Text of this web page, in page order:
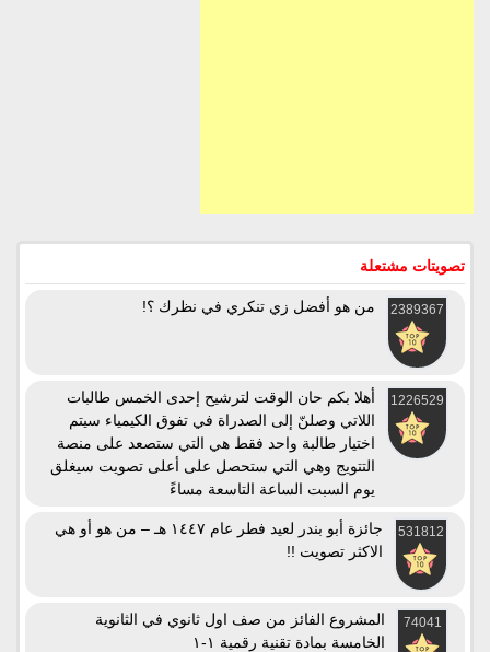
تصويتات مشتعلة
2389367 من هو أفضل زي تنكري في نظرك ؟!
1226529
أهلا بكم حان الوقت لترشيح إحدى الخمس طالبات
اللاتي وصلنّ إلى الصدراة في تفوق الكيمياء سيتم
اختيار طالبة واحد فقط هي التي ستصعد على منصة
التتويج وهي التي ستحصل على أعلى تصويت سيغلق
يوم السبت الساعة التاسعة مساءً
531812
جائزة أبو بندر لعيد فطر عام ١٤٤٧ هـ – من هو أو هي
الاكثر تصويت !!
74041
المشروع الفائز من صف اول ثانوي في الثانوية
الخامسة بمادة تقنية رقمية ١-١